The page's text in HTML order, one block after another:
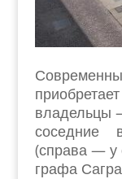
владельцы
соседние
(справа — у
графа